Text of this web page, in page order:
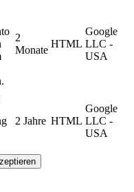
2
Monate
HTML
Google
LLC -
USA
2 Jahre HTML
Google
LLC -
USA